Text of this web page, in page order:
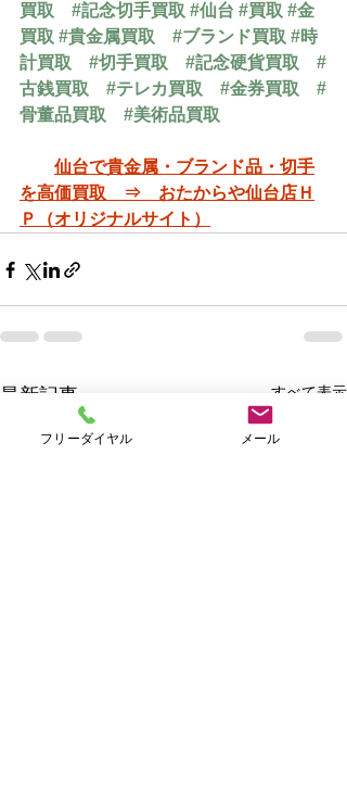
買取
#記念切手買取 #仙台 #買取 #金
買取 #貴金属買取 #ブランド買取 #時
計買取
#切手買取 #記念硬貨買取
#
古銭買取
#テレカ買取 #金券買取
#
骨董品買取
#美術品買取
仙台で貴金属・ブランド品・切手
を高価買取　⇒　おたからや仙台店Ｈ
Ｐ（オリジナルサイト）
最新記事 すべて表示
フリーダイヤル メール